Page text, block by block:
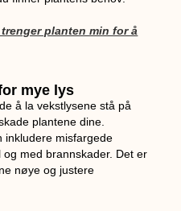
trenger planten min for å
mye lys
å la vekstlysene stå på
plantene dine.
inkludere misfargede
med brannskader. Det er
nøye og justere